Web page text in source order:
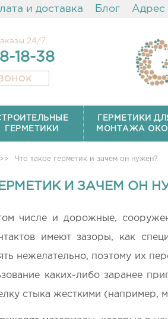
и доставка Блог Адрес
24/7
18-38
ГЕРМЕТИКИ
ГЕРМЕТИКИ
МОНТАЖА
>> Что такое герметик и зачем он нужен?
И ЗАЧЕМ ОН
числе и дорожные,
имеют зазоры, как
нежелательно, поэтому их
каких-либо заранее
стыка жесткими (например,